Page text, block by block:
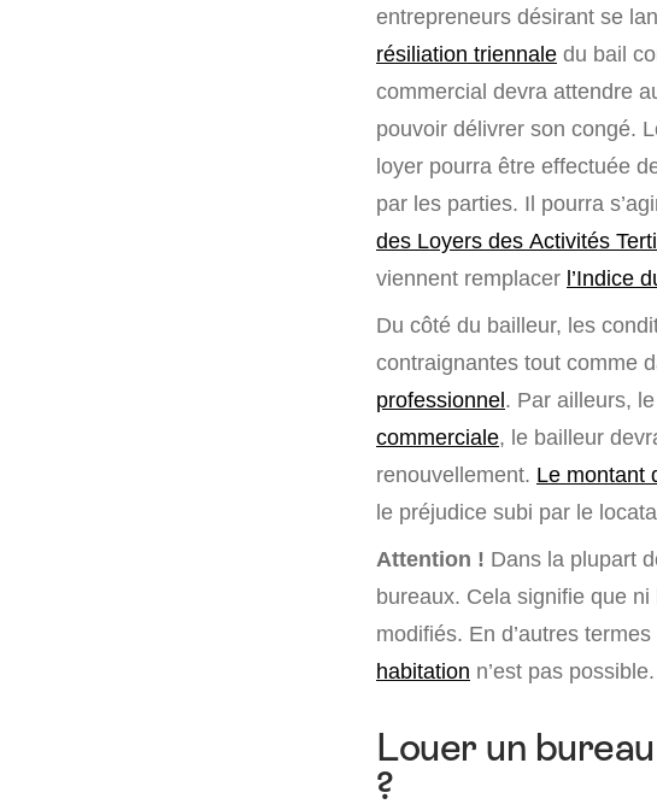
entrepreneurs désirant se
résiliation triennale du bail
commercial devra attendre
pouvoir délivrer son congé.
loyer pourra être effectuée
par les parties. Il pourra
des Loyers des Activités
viennent remplacer l’Indice
Du côté du bailleur, les
contraignantes tout comme
professionnel. Par ailleurs,
commerciale, le bailleur
renouvellement. Le montant
le préjudice subi par le
Attention ! Dans la plupart
bureaux. Cela signifie que
modifiés. En d’autres termes
habitation n’est pas possible.
Louer un
?